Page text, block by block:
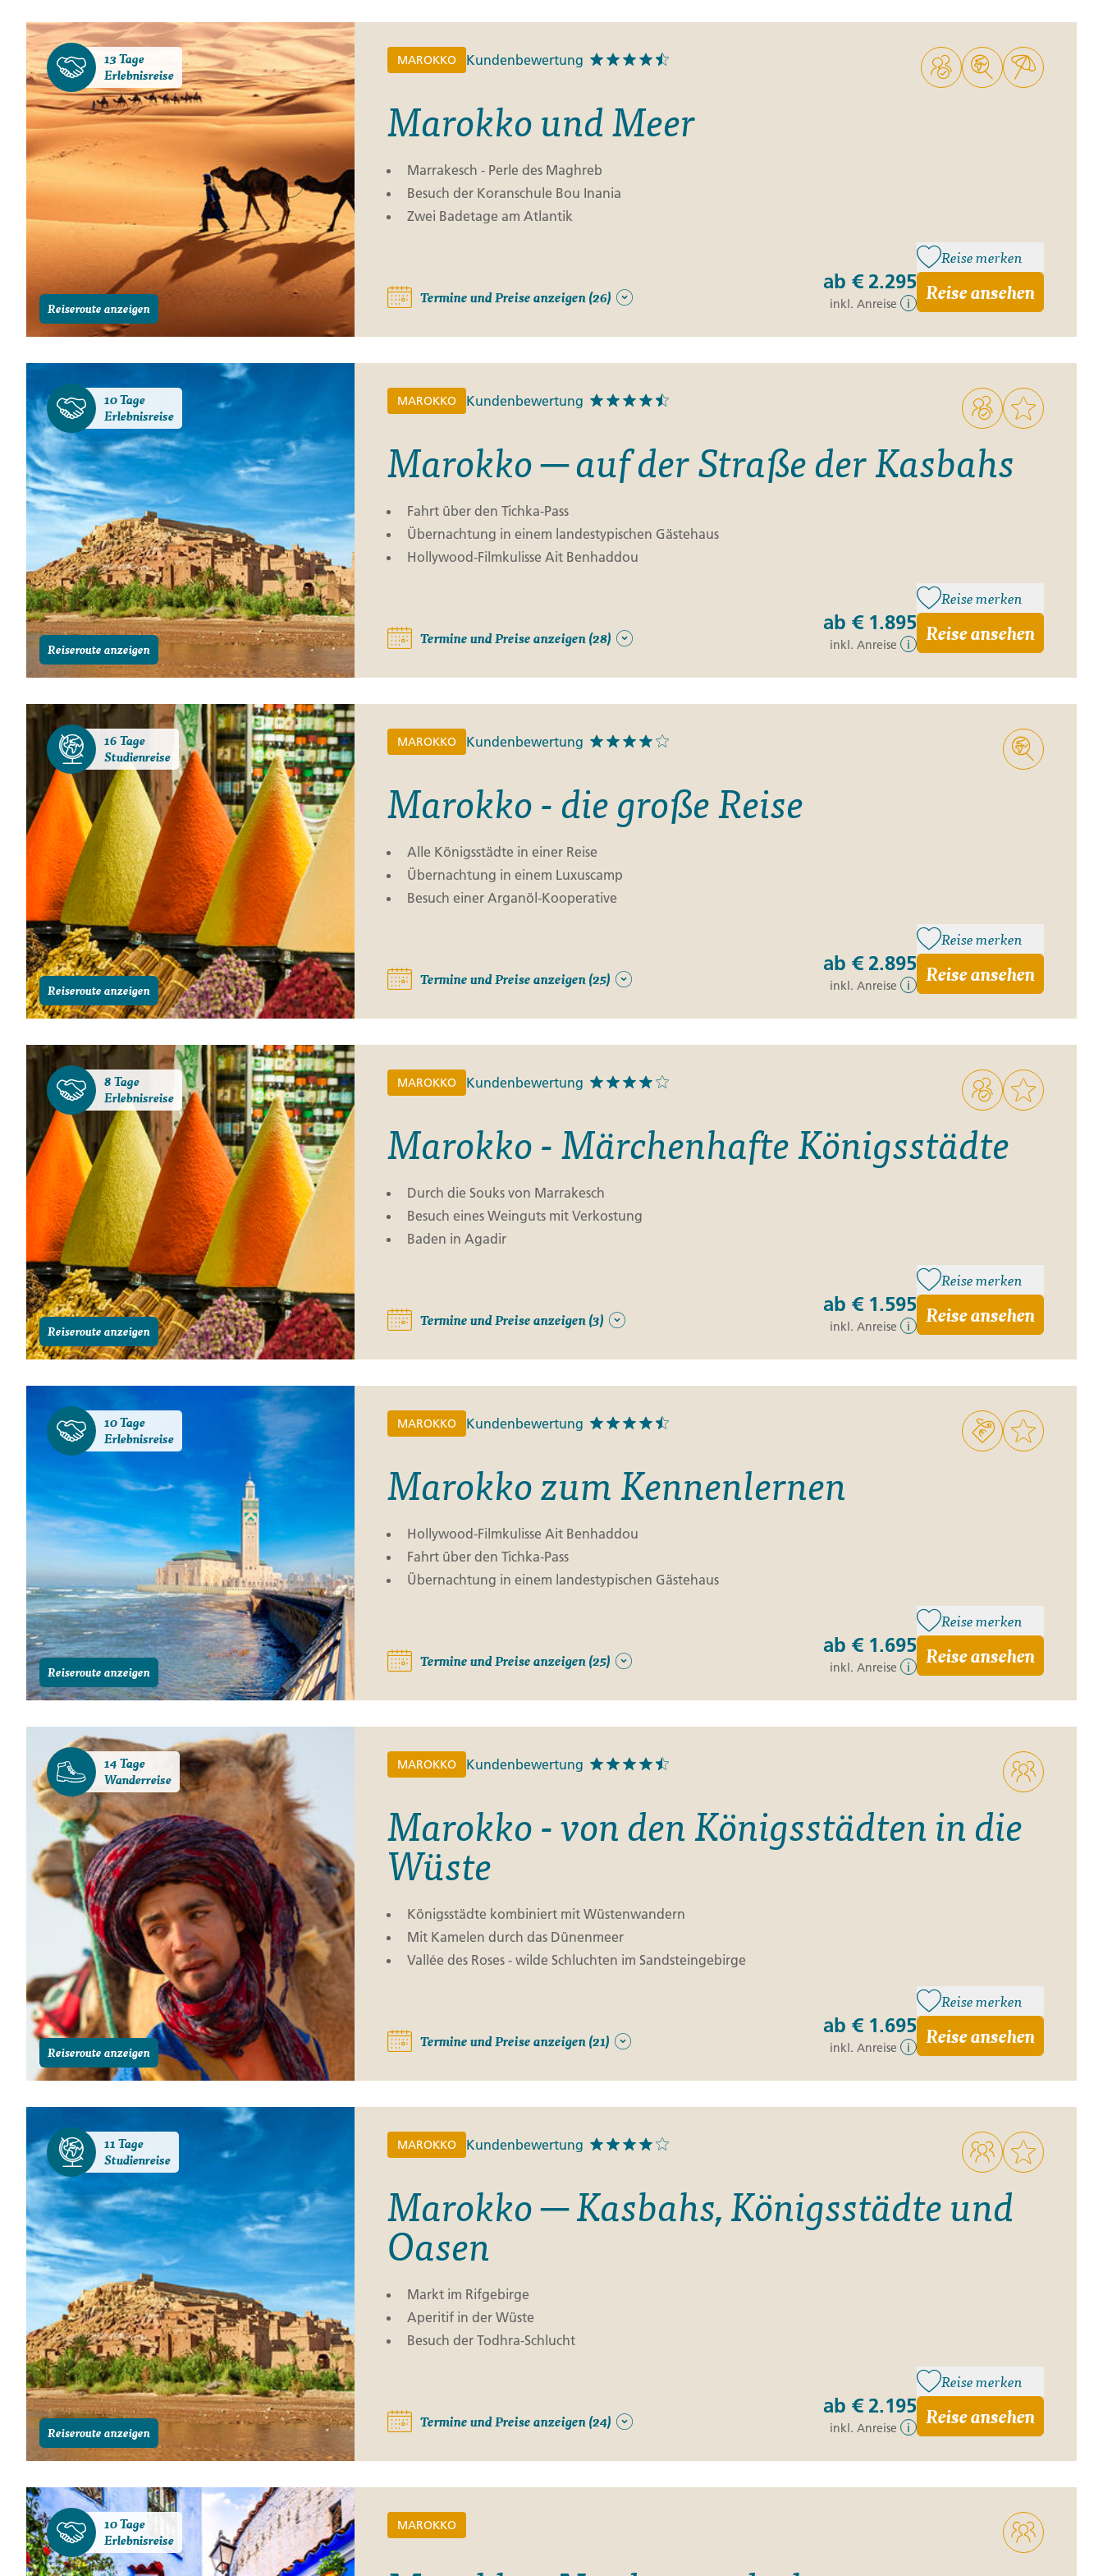
Finnland
Montenegro
Zypern
+49 (0) 431 5446-0 Reisefinder öffnen
Messen und Veranstaltungen
Notfallteam und
Krisenmanagement
→
13 Tage
Erlebnisreise
Reiseroute anzeigen
MAROKKO Kundenbewertung
Marokko und Meer
Marrakesch - Perle des Maghreb
Besuch der Koranschule Bou Inania
Zwei Badetage am Atlantik
Termine und Preise anzeigen (26)
ab € 2.295
inkl. Anreise i
Reise merken
Reise ansehen
10 Tage
Erlebnisreise
Reiseroute anzeigen
MAROKKO Kundenbewertung
Marokko ─ auf der Straße der Kasbahs
Fahrt über den Tichka-Pass
Übernachtung in einem landestypischen Gästehaus
Hollywood-Filmkulisse Ait Benhaddou
Termine und Preise anzeigen (28)
ab € 1.895
inkl. Anreise i
Reise merken
Reise ansehen
16 Tage
Studienreise
Reiseroute anzeigen
MAROKKO Kundenbewertung
Marokko - die große Reise
Alle Königsstädte in einer Reise
Übernachtung in einem Luxuscamp
Besuch einer Arganöl-Kooperative
Termine und Preise anzeigen (25)
ab € 2.895
inkl. Anreise i
Reise merken
Reise ansehen
8 Tage
Erlebnisreise
Reiseroute anzeigen
MAROKKO Kundenbewertung
Marokko - Märchenhafte Königsstädte
Durch die Souks von Marrakesch
Besuch eines Weinguts mit Verkostung
Baden in Agadir
Termine und Preise anzeigen (3)
ab € 1.595
inkl. Anreise i
Reise merken
Reise ansehen
10 Tage
Erlebnisreise
Reiseroute anzeigen
MAROKKO Kundenbewertung
Marokko zum Kennenlernen
Hollywood-Filmkulisse Ait Benhaddou
Fahrt über den Tichka-Pass
Übernachtung in einem landestypischen Gästehaus
Termine und Preise anzeigen (25)
ab € 1.695
inkl. Anreise i
Reise merken
Reise ansehen
14 Tage
Wanderreise
Reiseroute anzeigen
MAROKKO Kundenbewertung
Marokko - von den Königsstädten in die
Wüste
Königsstädte kombiniert mit Wüstenwandern
Mit Kamelen durch das Dünenmeer
Vallée des Roses - wilde Schluchten im Sandsteingebirge
Termine und Preise anzeigen (21)
ab € 1.695
inkl. Anreise i
Reise merken
Reise ansehen
11 Tage
Studienreise
Reiseroute anzeigen
MAROKKO Kundenbewertung
Marokko ─ Kasbahs, Königsstädte und
Oasen
Markt im Rifgebirge
Aperitif in der Wüste
Besuch der Todhra-Schlucht
Termine und Preise anzeigen (24)
ab € 2.195
inkl. Anreise i
Reise merken
Reise ansehen
10 Tage
Erlebnisreise
MAROKKO